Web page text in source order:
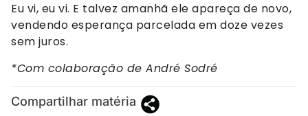
Eu vi, eu vi. E talvez amanhã ele apareça de novo,
vendendo esperança parcelada em doze vezes
sem juros.
*Com colaboração de André Sodré
Compartilhar matéria